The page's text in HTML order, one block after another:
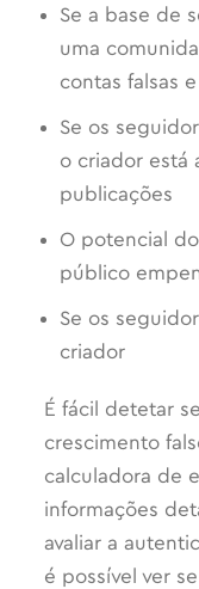
Se a base de
uma
contas falsas
Se os
o criador está
publicações
O potencial
público
Se os
criador
É fácil detetar
crescimento
calculadora de
informações
avaliar a
é possível ver